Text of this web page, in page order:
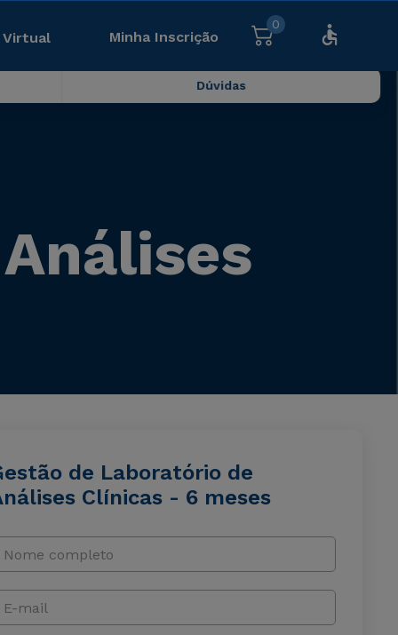
Virtual Minha Inscrição
0
Dúvidas
de Laboratório de
Clínicas - 6 meses
Nome completo
E-mail